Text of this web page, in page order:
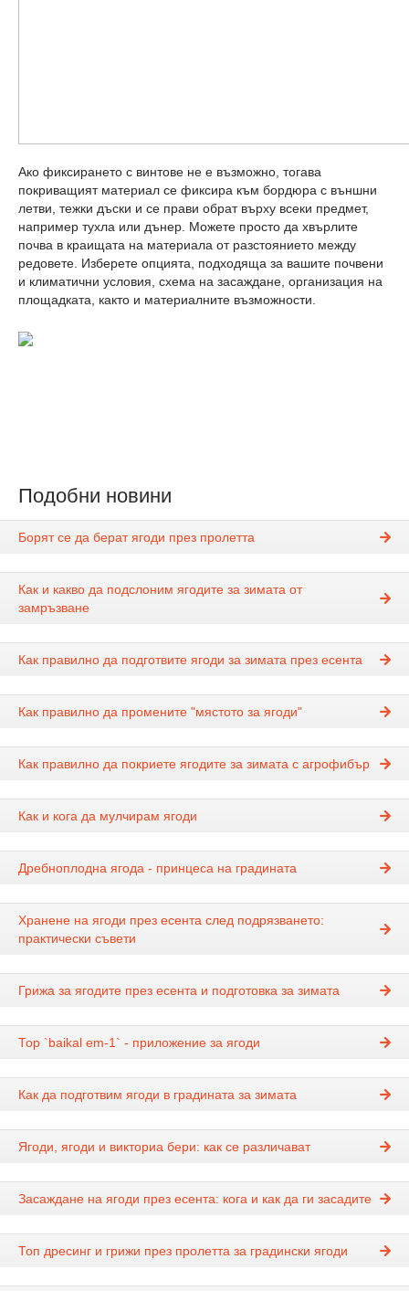
Ако фиксирането с винтове не е възможно, тогава
покриващият материал се фиксира към бордюра с външни
летви, тежки дъски и се прави обрат върху всеки предмет,
например тухла или дънер. Можете просто да хвърлите
почва в краищата на материала от разстоянието между
редовете. Изберете опцията, подходяща за вашите почвени
и климатични условия, схема на засаждане, организация на
площадката, както и материалните възможности.
Подобни новини
Борят се да берат ягоди през пролетта
Как и какво да подслоним ягодите за зимата от
замръзване
Как правилно да подготвите ягоди за зимата през есента
Как правилно да промените "мястото за ягоди"
Как правилно да покриете ягодите за зимата с агрофибър
Как и кога да мулчирам ягоди
Дребноплодна ягода - принцеса на градината
Хранене на ягоди през есента след подрязването:
практически съвети
Грижа за ягодите през есента и подготовка за зимата
Тор `baikal em-1` - приложение за ягоди
Как да подготвим ягоди в градината за зимата
Ягоди, ягоди и викториа бери: как се различават
Засаждане на ягоди през есента: кога и как да ги засадите
Топ дресинг и грижи през пролетта за градински ягоди